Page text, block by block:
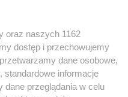
oraz naszych 1162
dostęp i przechowujemy
dane osobowe,
standardowe informacje
dane przeglądania w celu